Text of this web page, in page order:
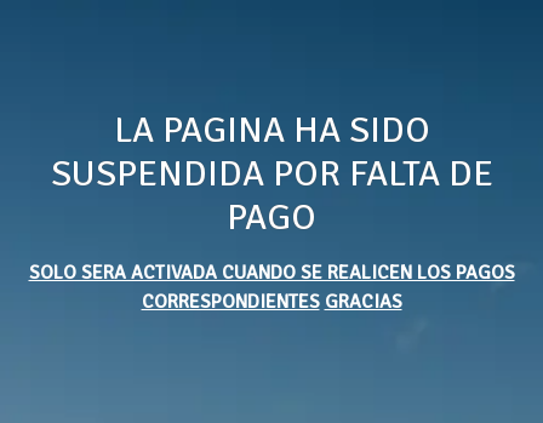
LA PAGINA HA SIDO
SUSPENDIDA POR FALTA DE
PAGO
SOLO SERA ACTIVADA CUANDO SE REALICEN LOS PAGOS
CORRESPONDIENTES GRACIAS